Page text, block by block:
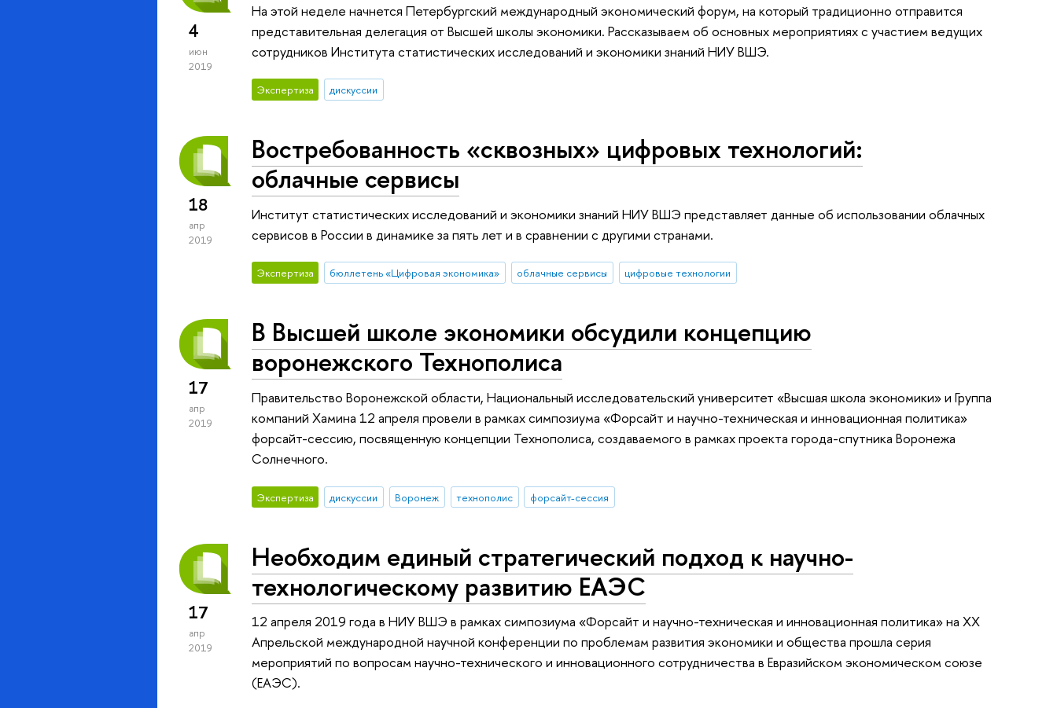
4
июн
2019
На этой неделе начнется Петербургский международный экономический форум, на который традиционно отправится
представительная делегация от Высшей школы экономики. Рассказываем об основных мероприятиях с участием ведущих
сотрудников Института статистических исследований и экономики знаний НИУ ВШЭ.
Экспертиза дискуссии
18
апр
2019
Востребованность «сквозных» цифровых технологий:
облачные сервисы
Институт статистических исследований и экономики знаний НИУ ВШЭ представляет данные об использовании облачных
сервисов в России в динамике за пять лет и в сравнении с другими странами.
Экспертиза бюллетень «Цифровая экономика» облачные сервисы цифровые технологии
17
апр
2019
В Высшей школе экономики обсудили концепцию
воронежского Технополиса
Правительство Воронежской области, Национальный исследовательский университет «Высшая школа экономики» и Группа
компаний Хамина 12 апреля провели в рамках симпозиума «Форсайт и научно-техническая и инновационная политика»
форсайт-сессию, посвященную концепции Технополиса, создаваемого в рамках проекта города-спутника Воронежа
Солнечного.
Экспертиза дискуссии Воронеж технополис форсайт-сессия
17
апр
2019
Необходим единый стратегический подход к научно-
технологическому развитию ЕАЭС
12 апреля 2019 года в НИУ ВШЭ в рамках симпозиума «Форсайт и научно-техническая и инновационная политика» на XX
Апрельской международной научной конференции по проблемам развития экономики и общества прошла серия
мероприятий по вопросам научно-технического и инновационного сотрудничества в Евразийском экономическом союзе
(ЕАЭС).